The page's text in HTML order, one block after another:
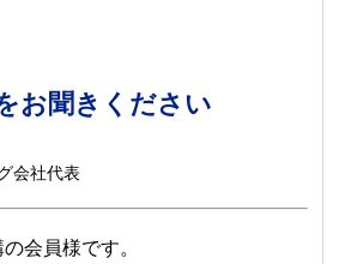
お聞きください
会社代表
会員様です。